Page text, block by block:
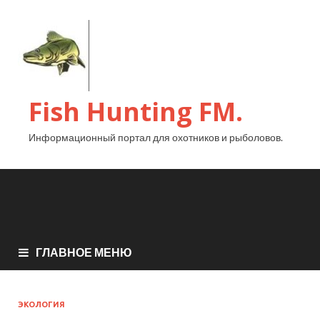
Fish Hunting FM.
Информационный портал для охотников и рыболовов.
ГЛАВНОЕ МЕНЮ
ЭКОЛОГИЯ